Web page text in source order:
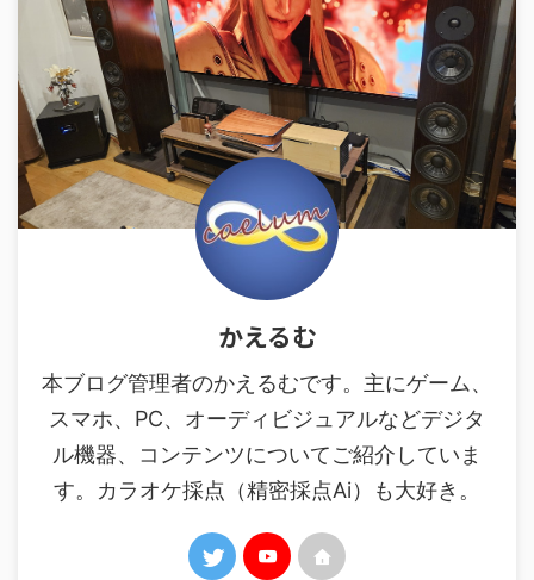
かえるむ
本ブログ管理者のかえるむです。主にゲーム、
スマホ、PC、オーディビジュアルなどデジタ
ル機器、コンテンツについてご紹介していま
す。カラオケ採点（精密採点Ai）も大好き。